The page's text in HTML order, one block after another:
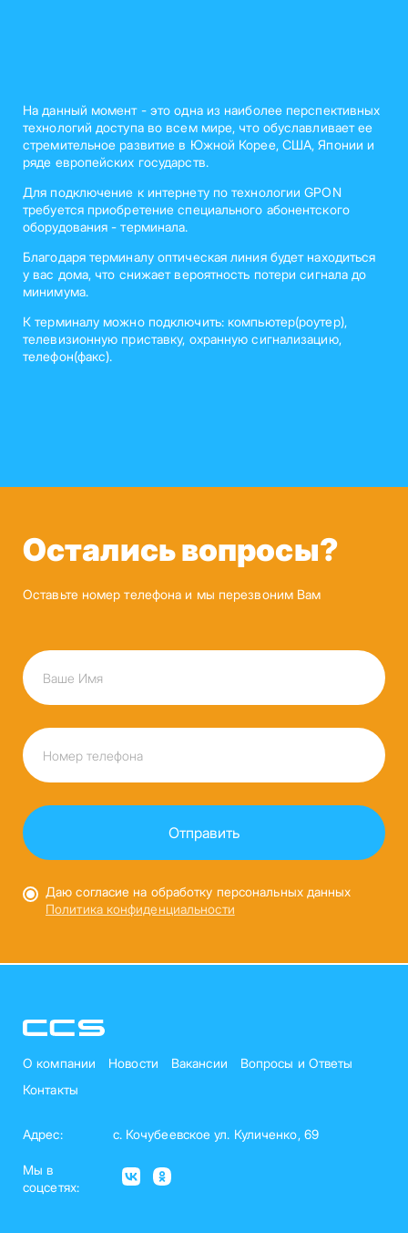
На данный момент - это одна из наиболее перспективных
технологий доступа во всем мире, что обуславливает ее
стремительное развитие в Южной Корее, США, Японии и
ряде европейских государств.
Для подключение к интернету по технологии GPON
требуется приобретение специального абонентского
оборудования - терминала.
Благодаря терминалу оптическая линия будет находиться
у вас дома, что снижает вероятность потери сигнала до
минимума.
К терминалу можно подключить: компьютер(роутер),
телевизионную приставку, охранную сигнализацию,
телефон(факс).
Остались вопросы?
Оставьте номер телефона и мы перезвоним Вам
Даю согласие на обработку персональных данных
Политика конфиденциальности
О компании Новости Вакансии
Вопросы и Ответы
Контакты
Адрес: с. Кочубеевское ул. Куличенко, 69
Мы в
соцсетях: